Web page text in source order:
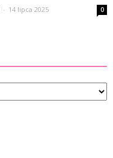
- 14 lipca 2025 0